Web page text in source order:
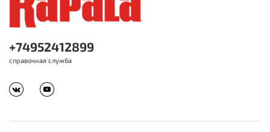
+74952412899
справочная служба